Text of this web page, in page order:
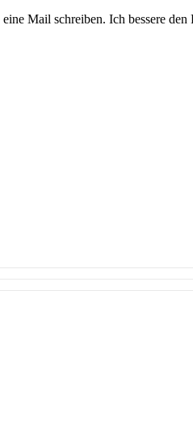
Mail schreiben. Ich bessere den